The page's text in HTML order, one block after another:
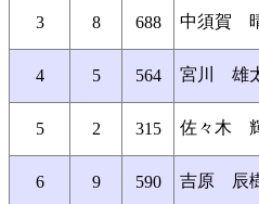
3 8 688 中須賀
4 5 564 宮川 雄
5 2 315 佐々木
6 9 590 吉原 辰